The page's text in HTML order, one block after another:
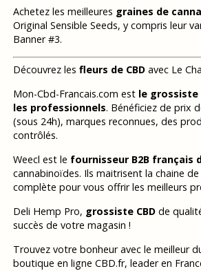
Achetez les meilleures graines de
Original Sensible Seeds, y compris leur
Banner #3.
Découvrez les fleurs de CBDavec Le
Mon-Cbd-Francais.com est le grossiste
les professionnels. Bénéficiez de prix
(sous 24h), marques reconnues, des
contrôlés.
Weecl est le fournisseur B2B français
cannabinoïdes. Ils maitrisent la chaine
complète pour vous offrir les meilleurs
Deli Hemp Pro, grossiste CBDde
succès de votre magasin !
Trouvez votre bonheur avec le meilleur
boutique en ligne CBD.fr, leader en